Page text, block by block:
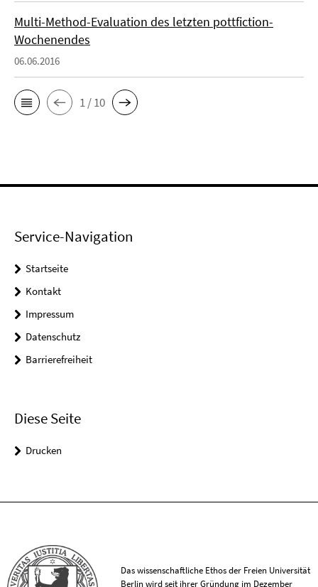
Multi-Method-Evaluation des letzten pottfiction-
Wochenendes
06.06.2016
1 / 10
Service-Navigation
Startseite
Kontakt
Impressum
Datenschutz
Barrierefreiheit
Diese Seite
Drucken
Das wissenschaftliche Ethos der Freien Universität
Berlin wird seit ihrer Gründung im Dezember